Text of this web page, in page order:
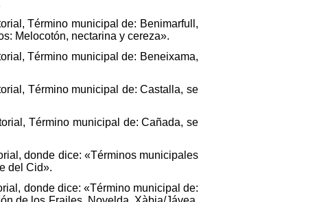
Término municipal de: Benimarfull,
Melocotón, nectarina y cereza».
Término municipal de: Beneixama,
Término municipal de: Castalla, se
Término municipal de: Cañada, se
donde dice: «Términos municipales
del Cid».
donde dice: «Término municipal de: